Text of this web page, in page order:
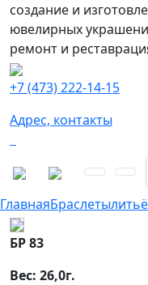
создание и
ювелирных
ремонт и
+7 (473) 222-14-15
Адрес, контакты
ГлавнаяБраслеты
БР 83
Вес: 26,0г.